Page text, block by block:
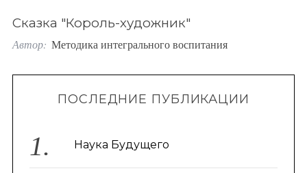
:
Сказка "Король-художник"
Автор: Методика интегрального воспитания
ПОСЛЕДНИЕ ПУБЛИКАЦИИ
Наука Будущего